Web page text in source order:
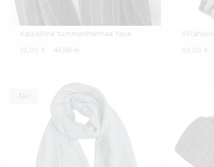
Kaulaliina tummanharmaa Yaya
19,00 €
Nykyinen
19,00 €.
47,95€Alkuperäinen
47,95 €.
49,00 €
Ale!